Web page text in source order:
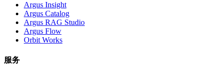
Argus Insight
Argus Catalog
Argus RAG Studio
Argus Flow
Orbit Works
服务